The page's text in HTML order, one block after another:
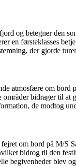
og betegner den
en førsteklasses
der gjorde
atmosfære om bord
bidrager til at
de modtog
om bord på M/S
bidrog til den
begivenheder blev